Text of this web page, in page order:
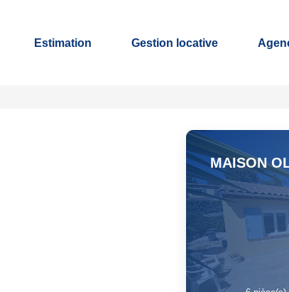
Estimation Gestion locative
MAISON